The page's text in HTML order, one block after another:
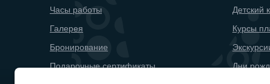
Часы работы
Галерея
Бронирование
Подарочные сертификаты
Детский
Курсы
Дни